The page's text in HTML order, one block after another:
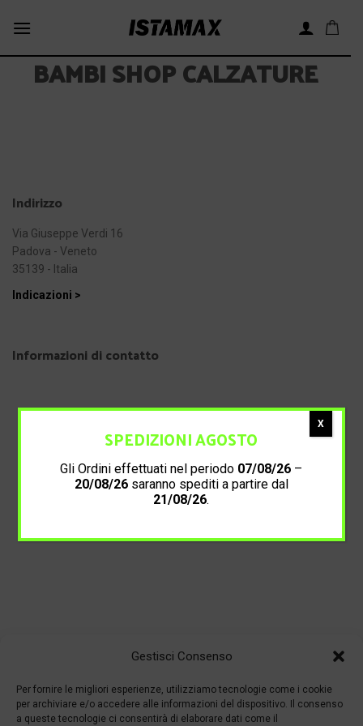
Gestisci Consenso
Per fornire le migliori esperienze, utilizziamo tecnologie come i cookie
per archiviare e/o accedere alle informazioni del dispositivo. Il consenso
a queste tecnologie ci consentirà di elaborare dati come il
BAMBI SHOP CALZATURE
Indirizzo
Via Giuseppe Verdi 16
Padova - Veneto
35139 - Italia
Indicazioni >
Informazioni di contatto
SPEDIZIONI AGOSTO
Gli Ordini effettuati nel periodo 07/08/26 –
20/08/26saranno spediti a partire dal
21/08/26.
X